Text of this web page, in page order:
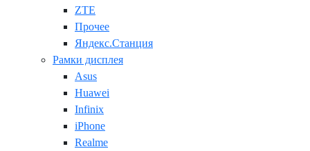
ZTE
Прочее
Яндекс.Станция
Рамки дисплея
Asus
Huawei
Infinix
iPhone
Realme